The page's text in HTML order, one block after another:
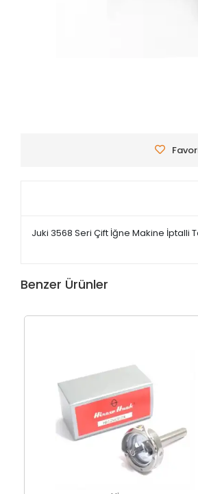
Juki 3568 Seri Çift İğne Makine İptalli
Benzer Ürünler